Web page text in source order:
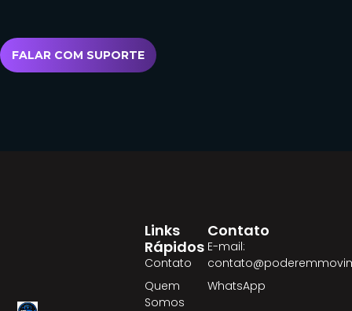
FALAR COM SUPORTE
Links
Rápidos
Contato
Quem
Somos
Contato
E-mail:
WhatsApp